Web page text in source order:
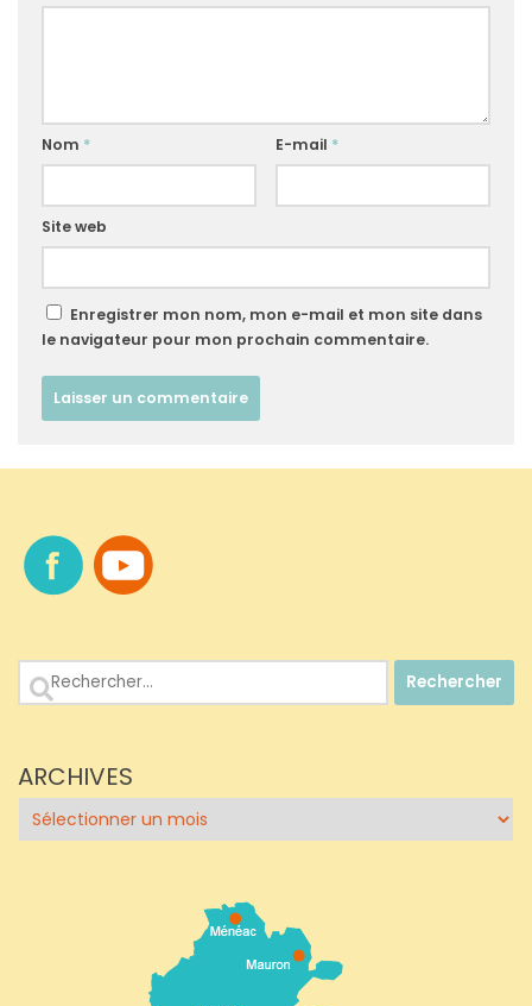
Nom * E-mail *
Site web
Enregistrer mon nom, mon e-mail et mon site dans
le navigateur pour mon prochain commentaire.
Rechercher :
ARCHIVES
Archives